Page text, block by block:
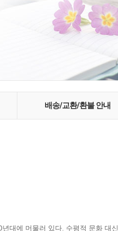
배송/교환/환불 안내
대에 머물러 있다. 수평적 문화 대신